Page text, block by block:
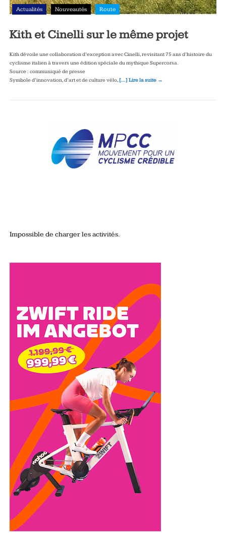
Actualités Nouveautés Route
Kith et Cinelli sur le même projet
Kith dévoile une collaboration d’exception avec Cinelli, revisitant 75 ans d’histoire du
cyclisme italien à travers une édition spéciale du mythique Supercorsa.
Source : communiqué de presse
Symbole d’innovation, d’art et de culture vélo, […] Lire la suite →
Impossible de charger les activités.